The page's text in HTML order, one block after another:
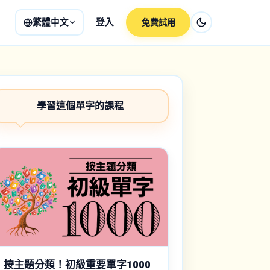
繁體中文 登入 免費試用
學習這個單字的課程
按主題分類！初級重要單字1000